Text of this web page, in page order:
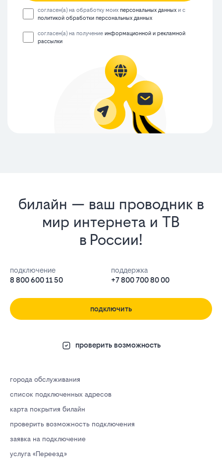
согласен(а) на обработку моихперсональных данных и с
политикой обработки персональных данных
согласен(а) на получениеинформационной и рекламной
рассылки
билайн — ваш проводник в
мир интернета и ТВ
в России!
подключение
8 800 600 11 50
поддержка
+7 800 700 80 00
подключить
проверить возможность
города обслуживания
список подключенных адресов
карта покрытия билайн
проверить возможность подключения
заявка на подключение
услуга «Переезд»